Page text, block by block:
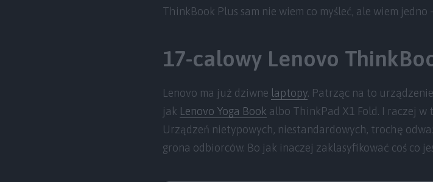
ThinkBook Plus sam nie wiem co myśleć, ale wiem
17-calowy Lenovo
Lenovo ma już dziwne laptopy. Patrząc na to
jak Lenovo Yoga Book albo ThinkPad X1 Fold. I raczej
Urządzeń nietypowych, niestandardowych, trochę
grona odbiorców. Bo jak inaczej zaklasyfikować coś co